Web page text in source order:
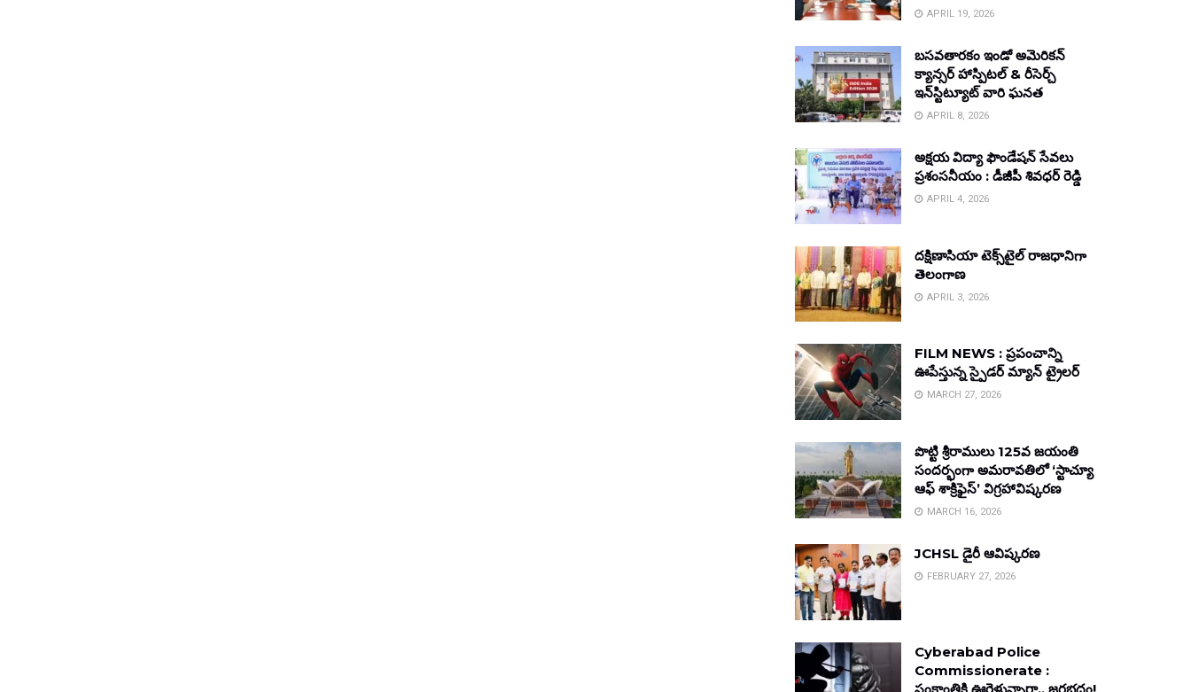
APRIL 19, 2026
బసవతారకం ఇండో అమెరికన్
క్యాన్సర్ హాస్పిటల్ & రీసెర్చ్
ఇన్‌స్టిట్యూట్ వారి ఘనత
APRIL 8, 2026
అక్షయ విద్యా ఫౌండేషన్ సేవలు
ప్రశంసనీయం : డీజీపీ శివధర్ రెడ్డి
APRIL 4, 2026
దక్షిణాసియా టెక్స్‌టైల్ రాజధానిగా
తెలంగాణ
APRIL 3, 2026
FILM NEWS : ప్రపంచాన్ని
ఊపేస్తున్న స్పైడర్ మ్యాన్ ట్రైలర్
MARCH 27, 2026
పొట్టి శ్రీరాములు 125వ జయంతి
సందర్భంగా అమరావతిలో ‘స్టాచ్యూ
ఆఫ్ శాక్రిఫైస్’ విగ్రహావిష్కరణ
MARCH 16, 2026
JCHSL డైరీ ఆవిష్కరణ
FEBRUARY 27, 2026
Cyberabad Police
Commissionerate :